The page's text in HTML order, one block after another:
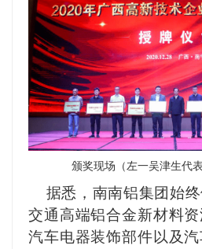
颁奖现场（左一吴津生代
据悉，南南铝集团始终
交通高端铝合金新材料资
汽车电器装饰部件以及